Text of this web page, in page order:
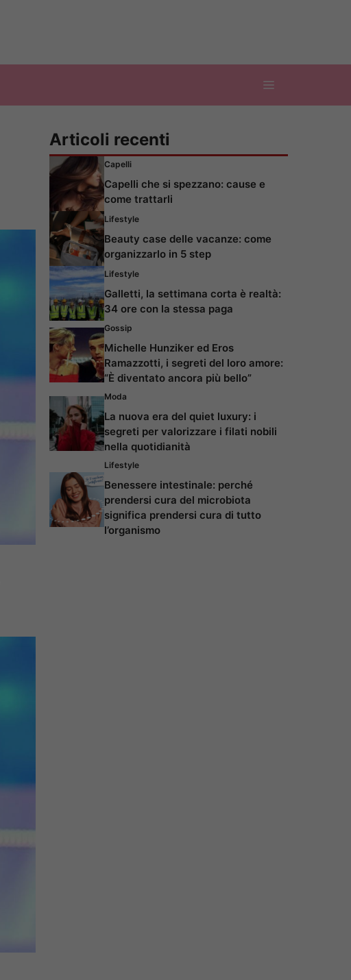
Articoli recenti
Capelli
Capelli che si spezzano: cause e
come trattarli
Lifestyle
Beauty case delle vacanze: come
organizzarlo in 5 step
Lifestyle
Galletti, la settimana corta è realtà:
34 ore con la stessa paga
Gossip
Michelle Hunziker ed Eros
Ramazzotti, i segreti del loro amore:
“È diventato ancora più bello”
Moda
La nuova era del quiet luxury: i
segreti per valorizzare i filati nobili
nella quotidianità
Lifestyle
Benessere intestinale: perché
prendersi cura del microbiota
significa prendersi cura di tutto
l’organismo